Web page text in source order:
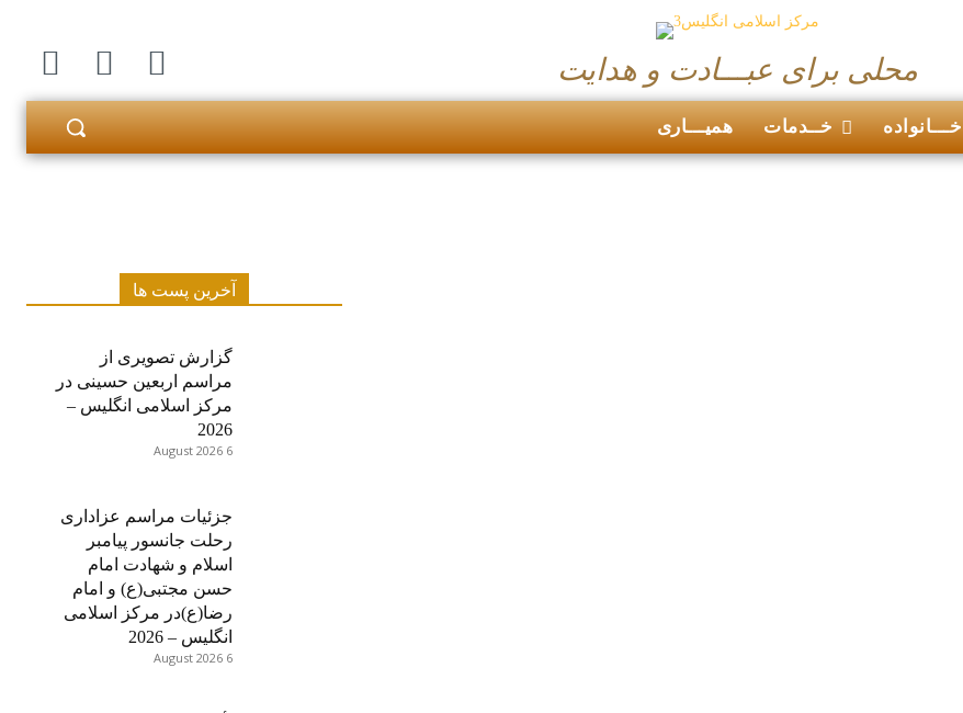
محلی برای عبـــادت و هدایت
همیـــاری خــدمات خـــانواده
آخرین پست ها
گزارش تصویری از
مراسم اربعین حسینی در
مرکز اسلامی انگلیس –
2026
6 August 2026
جزئیات مراسم عزاداری
رحلت جانسور پیامبر
اسلام و شهادت امام
حسن مجتبی(ع) و امام
رضا(ع)در مرکز اسلامی
انگلیس – 2026
6 August 2026